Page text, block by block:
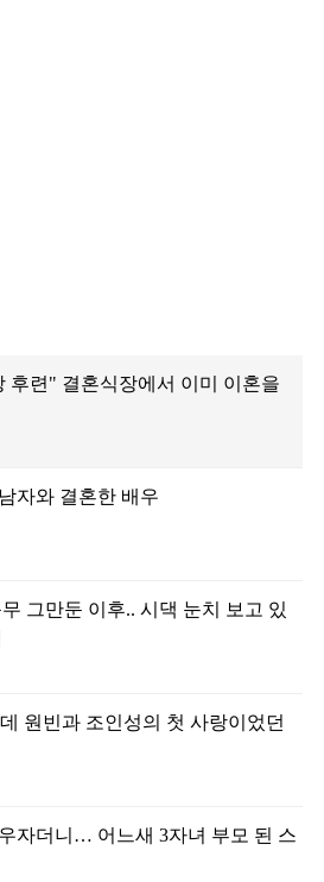
후련" 결혼식장에서 이미 이혼을
자와 결혼한 배우
그만둔 이후.. 시댁 눈치 보고 있
원빈과 조인성의 첫 사랑이었던
자더니… 어느새 3자녀 부모 된 스